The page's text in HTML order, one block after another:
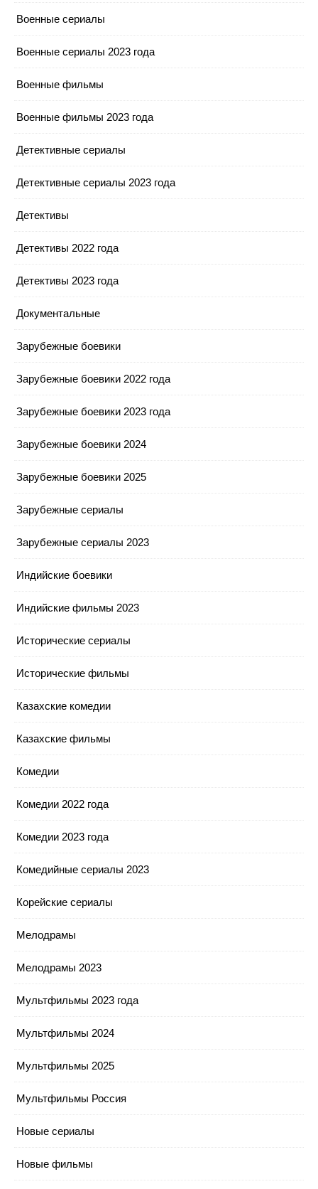
Военные сериалы
Военные сериалы 2023 года
Военные фильмы
Военные фильмы 2023 года
Детективные сериалы
Детективные сериалы 2023 года
Детективы
Детективы 2022 года
Детективы 2023 года
Документальные
Зарубежные боевики
Зарубежные боевики 2022 года
Зарубежные боевики 2023 года
Зарубежные боевики 2024
Зарубежные боевики 2025
Зарубежные сериалы
Зарубежные сериалы 2023
Индийские боевики
Индийские фильмы 2023
Исторические сериалы
Исторические фильмы
Казахские комедии
Казахские фильмы
Комедии
Комедии 2022 года
Комедии 2023 года
Комедийные сериалы 2023
Корейские сериалы
Мелодрамы
Мелодрамы 2023
Мультфильмы 2023 года
Мультфильмы 2024
Мультфильмы 2025
Мультфильмы Россия
Новые сериалы
Новые фильмы